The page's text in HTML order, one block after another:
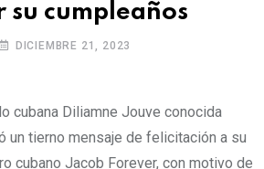
su cumpleaños
DICIEMBRE 21, 2023
cubana Diliamne Jouve conocida
un tierno mensaje de felicitación a su
cubano Jacob Forever, con motivo de